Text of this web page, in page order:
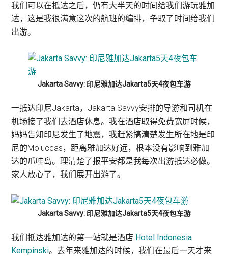
我们可以在抵达之后，仍有大半天的时间给我们游玩雅加
达，这是我很满意这次的航班的编排，争取了时间给我们
出游。
Jakarta Savvy: 印尼雅加达Jakarta5天4夜包车游
一抵达印尼Jakarta，Jakarta Savvy安排的导游和司机在
机场接了我们去酒店休息。我在酒店取得免费宽屏时候，
妈妈告知印尼发生了地震，我赶紧搞清楚发生所在地是印
尼的Moluccas，距离雅加达好远，根本没有影响到雅加
达的爪哇岛。理清楚了报平安都是我每次出游抵达必做。
家人放心了，我们展开出游了。
Jakarta Savvy: 印尼雅加达Jakarta5天4夜包车游
我们抵达雅加达的第一站就是酒店 Hotel Indonesia
Kempinski。去年来雅加达的时候，我们在最后一天才来